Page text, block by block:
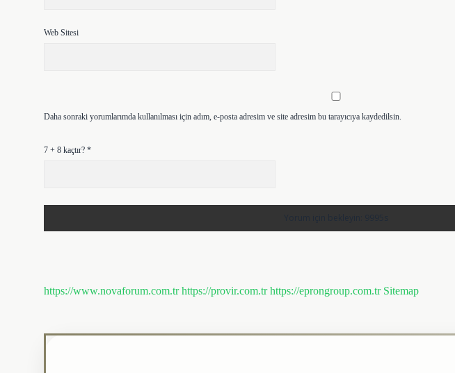
Web Sitesi
Daha sonraki yorumlarımda kullanılması için adım, e-posta adresim ve site adresim bu tarayıcıya kaydedilsin.
7 + 8 kaçtır? *
https://www.novaforum.com.tr https://provir.com.tr https://eprongroup.com.tr Sitemap